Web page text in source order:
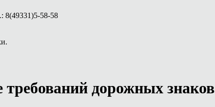
8(49331)5-58-58
дорожных знаков